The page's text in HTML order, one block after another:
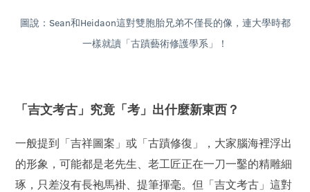
圖說：Sean和Heidaon這對雙胞胎兄弟不僅長的像，連大學時都
一樣就讀「古蹟藝術修護學系」！
「吉文考古」究竟「考」出什麼新東西？
一般提到「吉祥圖案」或「古蹟修復」，大家腦海裡浮出
的形象，可能都是老先生、老工匠正在一刀一鑿的精雕細
琢，只差沒有長袍馬褂、提筆揮毫。但「吉文考古」這對